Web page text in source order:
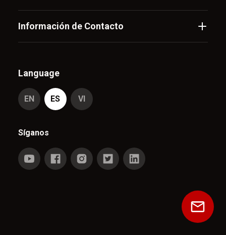
Información de Contacto
Language
EN ES VI
Síganos